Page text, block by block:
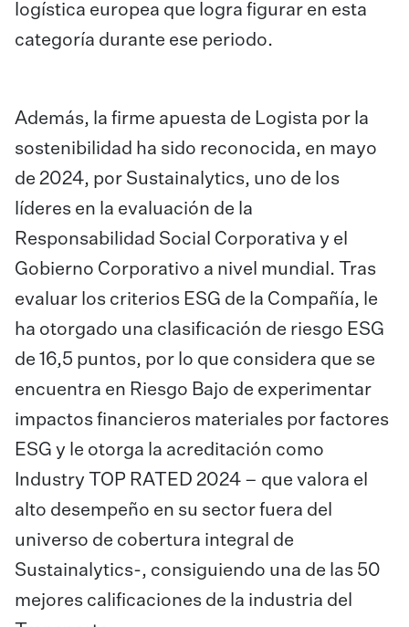
logística europea que logra figurar en esta
categoría durante ese periodo.
Además, la firme apuesta de Logista por la
sostenibilidad ha sido reconocida, en mayo
de 2024, por Sustainalytics, uno de los
líderes en la evaluación de la
Responsabilidad Social Corporativa y el
Gobierno Corporativo a nivel mundial. Tras
evaluar los criterios ESG de la Compañía, le
ha otorgado una clasificación de riesgo ESG
de 16,5 puntos, por lo que considera que se
encuentra en Riesgo Bajo de experimentar
impactos financieros materiales por factores
ESG y le otorga la acreditación como
Industry TOP RATED 2024 – que valora el
alto desempeño en su sector fuera del
universo de cobertura integral de
Sustainalytics-, consiguiendo una de las 50
mejores calificaciones de la industria del